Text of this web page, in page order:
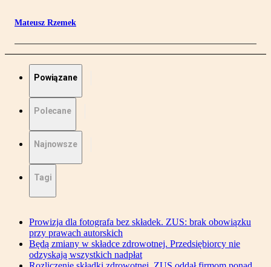
Mateusz Rzemek
Powiązane
Polecane
Najnowsze
Tagi
Prowizja dla fotografa bez składek. ZUS: brak obowiązku
przy prawach autorskich
Będą zmiany w składce zdrowotnej. Przedsiębiorcy nie
odzyskają wszystkich nadpłat